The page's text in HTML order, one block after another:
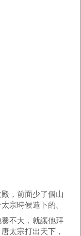
，前面少了個山
宗時候造下的。
不大，就讓他拜
太宗打出天下，